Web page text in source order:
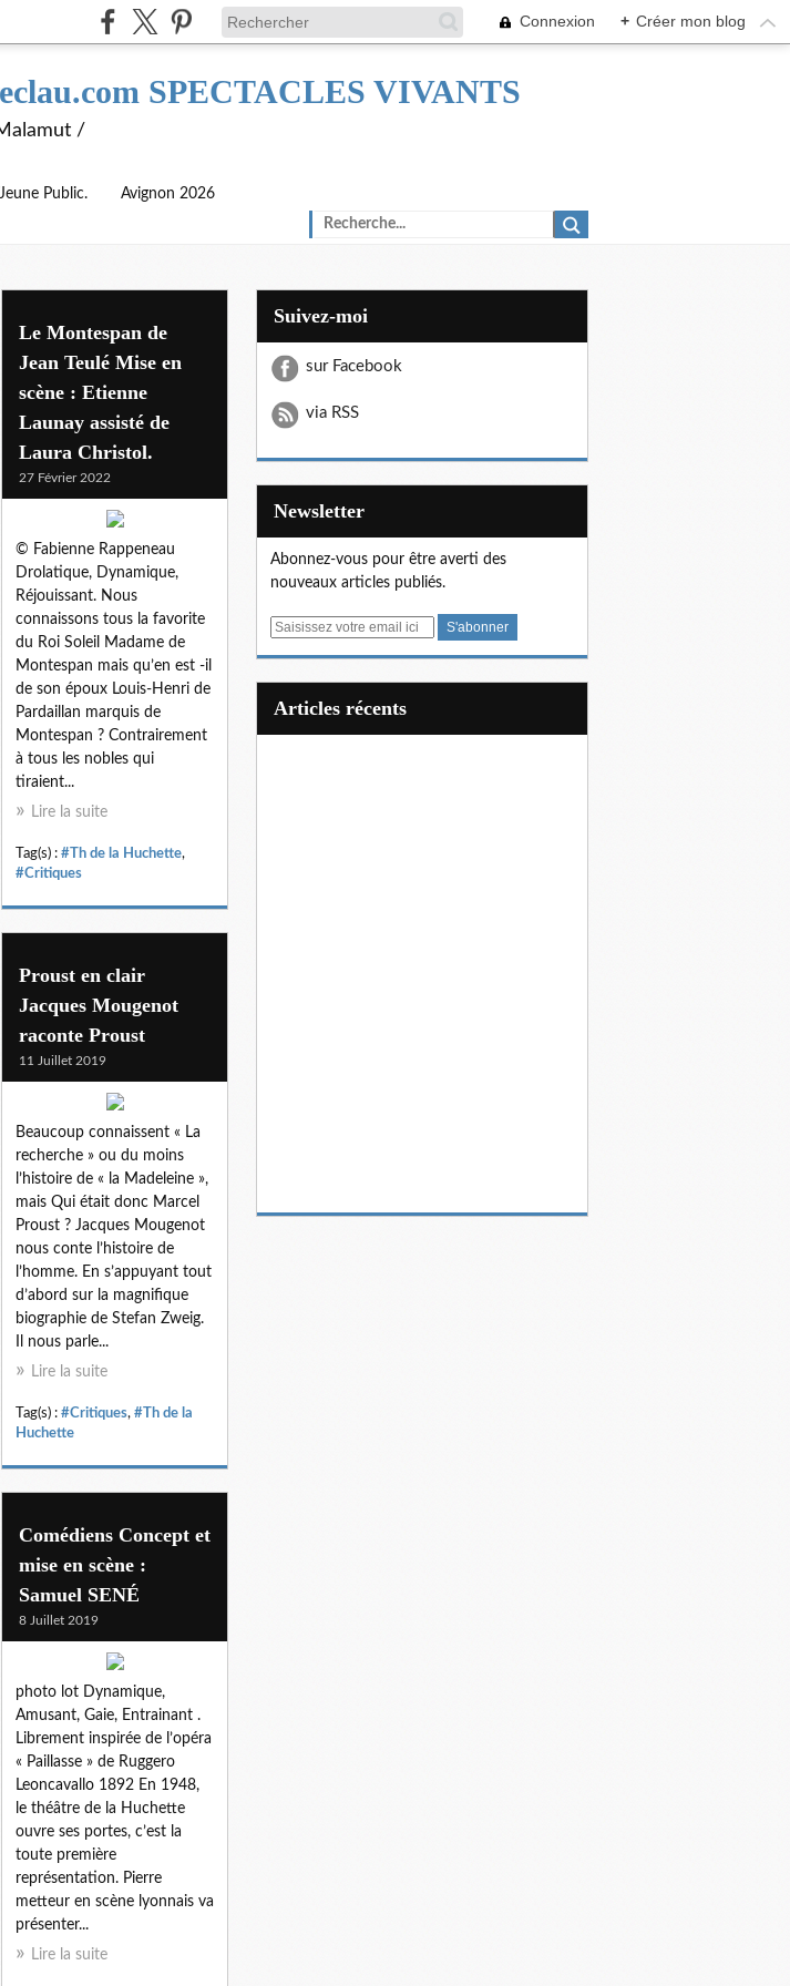
Connexion + Créer mon blog
SPECTACLES VIVANTS
/
Public. Avignon 2026
Le Montespan de
Jean Teulé Mise en
scène : Etienne
Launay assisté de
Laura Christol.
27 Février 2022
© Fabienne Rappeneau
Drolatique, Dynamique,
Réjouissant. Nous
connaissons tous la favorite
du Roi Soleil Madame de
Montespan mais qu’en est -il
de son époux Louis-Henri de
Pardaillan marquis de
Montespan ? Contrairement
à tous les nobles qui
tiraient...
Lire la suite
Tag(s) : #Th de la Huchette,
#Critiques
Proust en clair
Jacques Mougenot
raconte Proust
11 Juillet 2019
Beaucoup connaissent « La
recherche » ou du moins
l’histoire de « la Madeleine »,
mais Qui était donc Marcel
Proust ? Jacques Mougenot
nous conte l’histoire de
l’homme. En s’appuyant tout
d’abord sur la magnifique
biographie de Stefan Zweig.
Il nous parle...
Lire la suite
Tag(s) : #Critiques, #Th de la
Huchette
Comédiens Concept et
mise en scène :
Samuel SENÉ
8 Juillet 2019
photo lot Dynamique,
Amusant, Gaie, Entrainant .
Librement inspirée de l’opéra
« Paillasse » de Ruggero
Leoncavallo 1892 En 1948,
le théâtre de la Huchette
ouvre ses portes, c’est la
toute première
représentation. Pierre
metteur en scène lyonnais va
présenter...
Lire la suite
Suivez-moi
sur Facebook
via RSS
Newsletter
Abonnez-vous pour être averti des
nouveaux articles publiés.
E
articles récents